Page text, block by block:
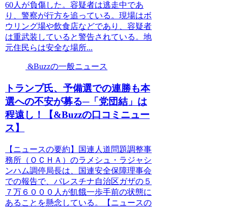
60人が負傷した。容疑者は逃走中であ
り、警察が行方を追っている。現場はボ
ウリング場や飲食店などであり、容疑者
は重武装していると警告されている。地
元住民らは安全な場所...
&Buzzの一般ニュース
トランプ氏、予備選での連勝も本
選への不安が募る─「党団結」は
程遠し！【&Buzzの口コミニュー
ス】
【ニュースの要約】国連人道問題調整事
務所（ＯＣＨＡ）のラメシュ・ラジャシ
ンハム調停局長は、国連安全保障理事会
での報告で、パレスチナ自治区ガザの５
７万６０００人が飢餓一歩手前の状態に
あることを懸念している。【ニュースの